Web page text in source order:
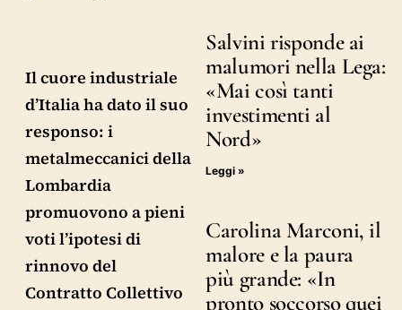
Il cuore industriale
d’Italia ha dato il suo
responso: i
metalmeccanici della
Lombardia
promuovono a pieni
voti l’ipotesi di
rinnovo del
Contratto Collettivo
Salvini risponde ai
malumori nella Lega:
«Mai così tanti
investimenti al
Nord»
Leggi »
Carolina Marconi, il
malore e la paura
più grande: «In
pronto soccorso quei